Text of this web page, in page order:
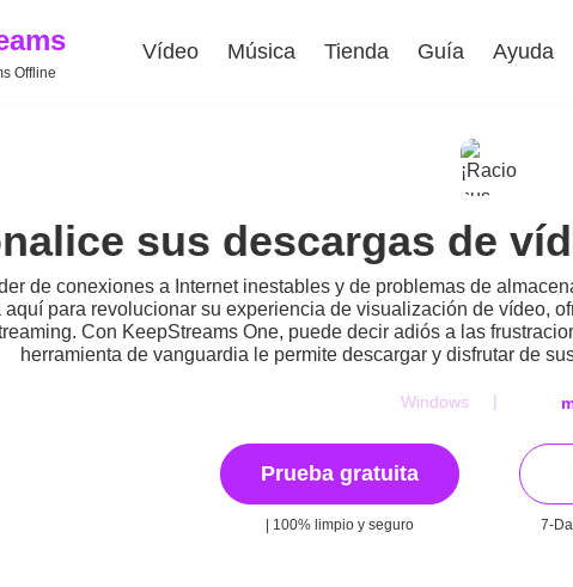
Offline
Vídeo Música Tienda Guía Ayuda
sus descargas de
de conexiones a Internet inestables y de problemas de
aquí para revolucionar su experiencia de visualización de vídeo,
Con KeepStreams One, puede decir adiós a las
herramienta de vanguardia le permite descargar y disfrutar de
Windows |
Prueba gratuita
| 100% limpio y seguro 7-